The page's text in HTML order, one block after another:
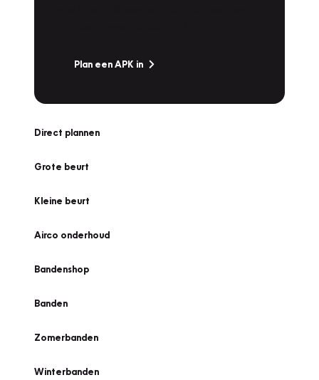
Plan een APK in
Direct plannen
Grote beurt
Kleine beurt
Airco onderhoud
Bandenshop
Banden
Zomerbanden
Winterbanden